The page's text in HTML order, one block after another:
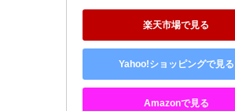
楽天市場で見る
Yahoo!ショッピングで見る
Amazonで見る